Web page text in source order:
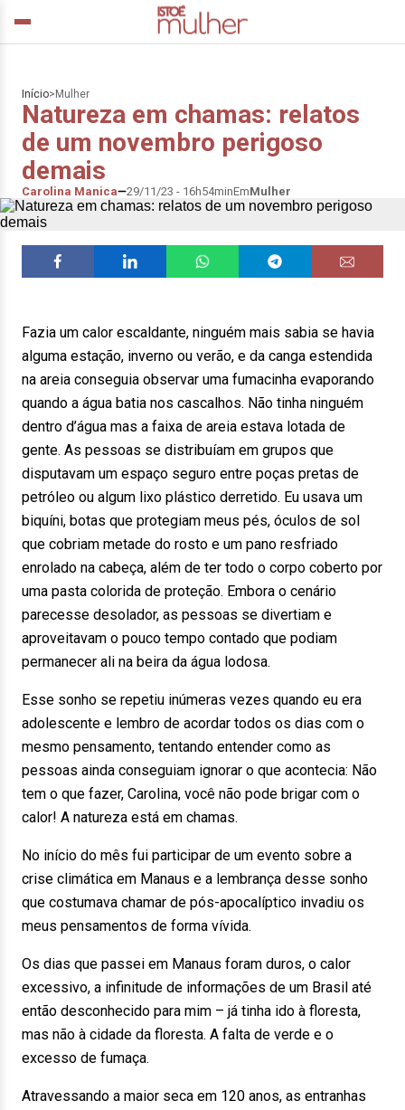
Início> Mulher
Natureza em chamas: relatos
de um novembro perigoso
demais
Carolina Manica 29/11/23 - 16h54minEmMulher
Fazia um calor escaldante, ninguém mais sabia se havia
alguma estação, inverno ou verão, e da canga estendida
na areia conseguia observar uma fumacinha evaporando
quando a água batia nos cascalhos. Não tinha ninguém
dentro d’água mas a faixa de areia estava lotada de
gente. As pessoas se distribuíam em grupos que
disputavam um espaço seguro entre poças pretas de
petróleo ou algum lixo plástico derretido. Eu usava um
biquíni, botas que protegiam meus pés, óculos de sol
que cobriam metade do rosto e um pano resfriado
enrolado na cabeça, além de ter todo o corpo coberto por
uma pasta colorida de proteção. Embora o cenário
parecesse desolador, as pessoas se divertiam e
aproveitavam o pouco tempo contado que podiam
permanecer ali na beira da água lodosa.
Esse sonho se repetiu inúmeras vezes quando eu era
adolescente e lembro de acordar todos os dias com o
mesmo pensamento, tentando entender como as
pessoas ainda conseguiam ignorar o que acontecia: Não
tem o que fazer, Carolina, você não pode brigar com o
calor! A natureza está em chamas.
No início do mês fui participar de um evento sobre a
crise climática em Manaus e a lembrança desse sonho
que costumava chamar de pós-apocalíptico invadiu os
meus pensamentos de forma vívida.
Os dias que passei em Manaus foram duros, o calor
excessivo, a infinitude de informações de um Brasil até
então desconhecido para mim – já tinha ido à floresta,
mas não à cidade da floresta. A falta de verde e o
excesso de fumaça.
Atravessando a maior seca em 120 anos, as entranhas